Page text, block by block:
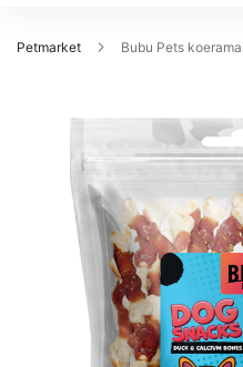
Petmarket Bubu Pets
pildigalerii